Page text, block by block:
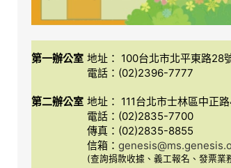
第一辦公室 地址： 100台北市北平東路28
電話：(02)2396-7777
第二辦公室 地址： 111台北市士林區中正
電話：(02)2835-7700
傳真：(02)2835-8855
信箱：
(查詢捐款收據、義工報名、發票業